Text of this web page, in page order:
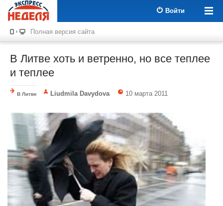
Войти
Полная версия сайта
В Литве хоть и ветренно, но все теплее
и теплее
В Литве Liudmila Davydova 10 марта 2011